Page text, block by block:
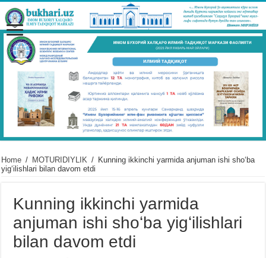
Home / MOTURIDIYLIK / Kunning ikkinchi yarmida anjuman ishi shoʻba
yigʻilishlari bilan davom etdi
Kunning ikkinchi yarmida
anjuman ishi shoʻba yigʻilishlari
bilan davom etdi